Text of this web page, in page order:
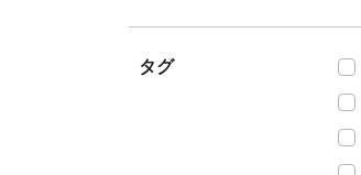
タグ